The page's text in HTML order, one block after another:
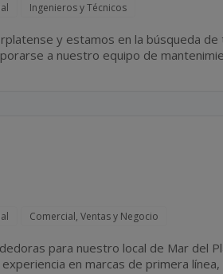
Ingenieros y Técnicos
y estamos en la búsqueda de
a nuestro equipo de
Comercial, Ventas y Negocio
para nuestro local de Mar del
en marcas de primera línea,